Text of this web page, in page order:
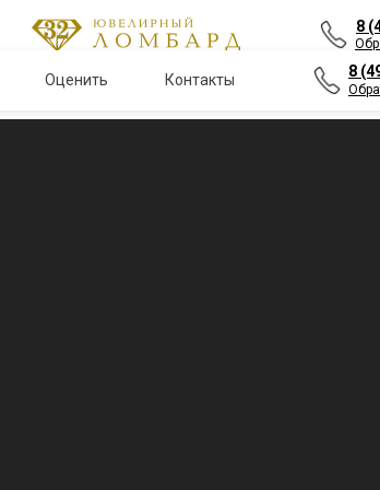
8
Получить займ Контакты
Оценить Контакты 8